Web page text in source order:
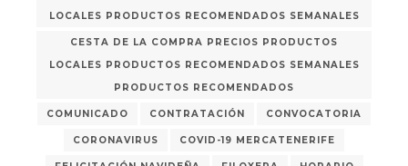
LOCALES PRODUCTOS RECOMENDADOS SEMANALES
CESTA DE LA COMPRA PRECIOS PRODUCTOS
LOCALES PRODUCTOS RECOMENDADOS SEMANALES
PRODUCTOS RECOMENDADOS
COMUNICADO CONTRATACIÓN CONVOCATORIA
CORONAVIRUS COVID-19 MERCATENERIFE